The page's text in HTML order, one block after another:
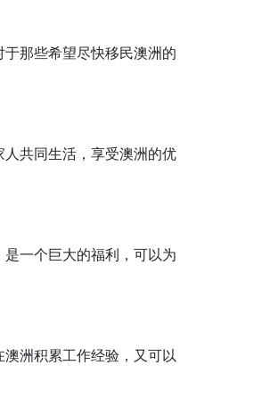
那些希望尽快移民澳洲的
共同生活，享受澳洲的优
一个巨大的福利，可以为
洲积累工作经验，又可以